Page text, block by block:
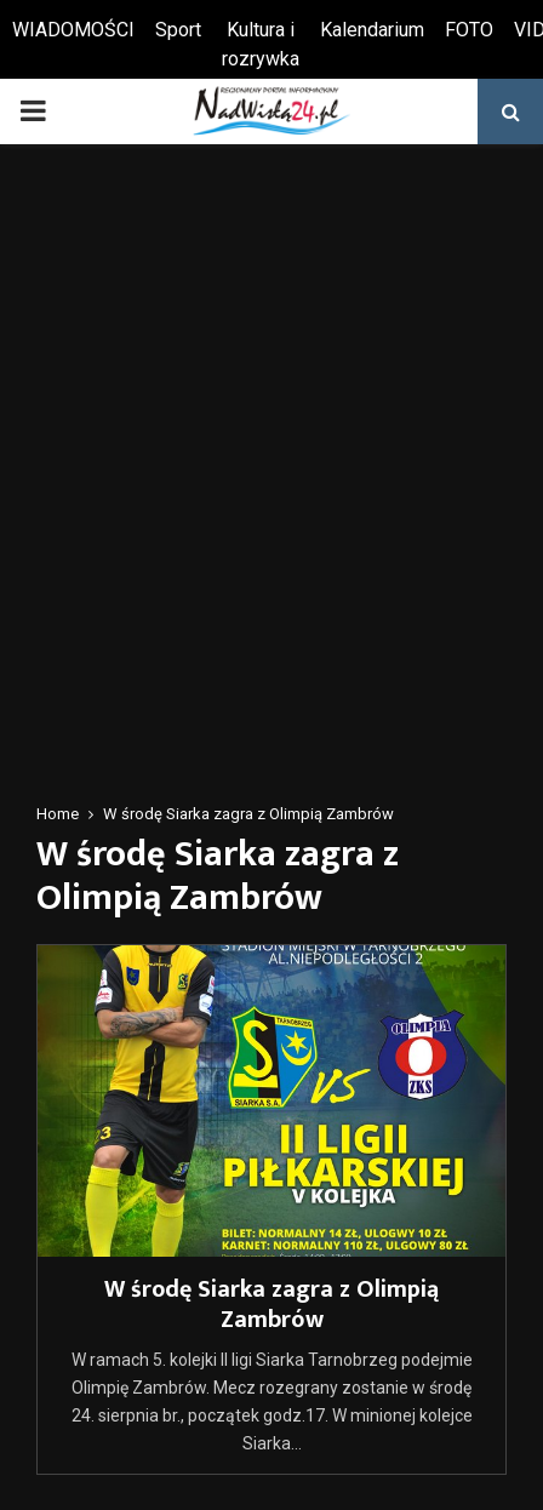
Otwórz pasek narzędzi
WIADOMOŚCI Sport
Kultura i
rozrywka
Kalendarium FOTO
PRIMARY
Home W środę Siarka zagra z Olimpią Zambrów
W środę Siarka zagra z
Olimpią Zambrów
W środę Siarka zagra z Olimpią
Zambrów
W ramach 5. kolejki II ligi Siarka Tarnobrzeg podejmie
Olimpię Zambrów. Mecz rozegrany zostanie w środę
24. sierpnia br., początek godz.17. W minionej kolejce
Siarka...